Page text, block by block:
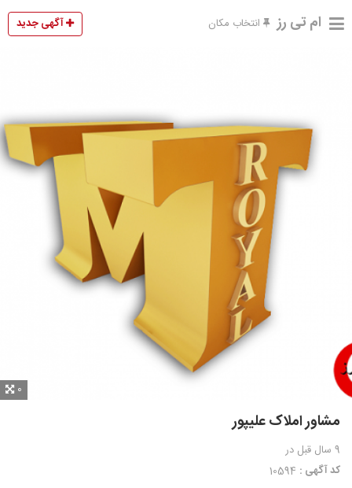
ام تی رز انتخاب مکان آگهی جدید
0
مشاور املاک علیپور
9 سال قبل
در
کد آگهی :